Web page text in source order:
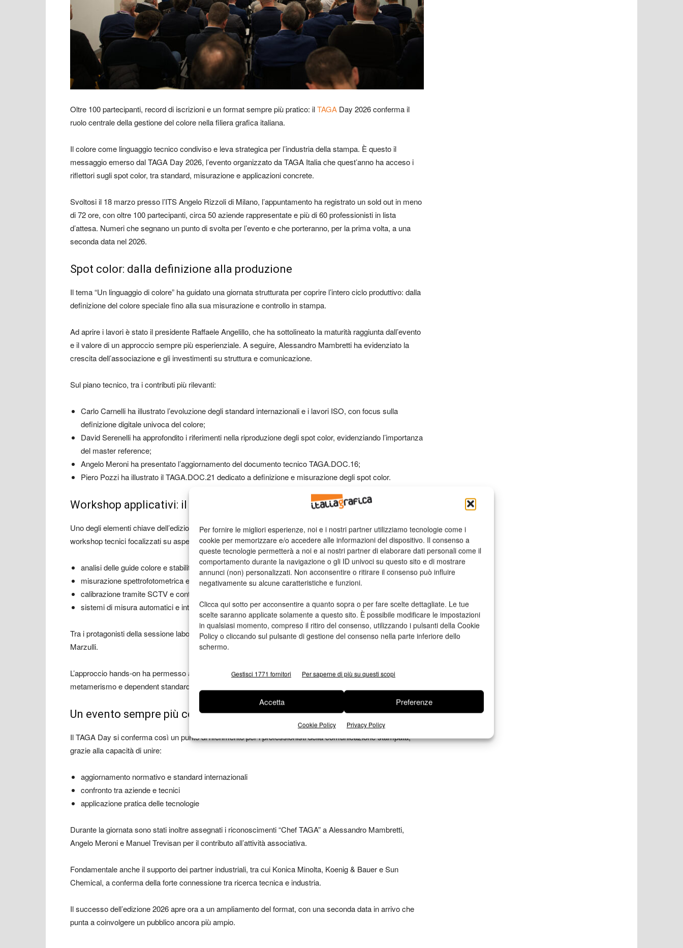
Per fornire le migliori esperienze, noi e i nostri partner utilizziamo tecnologie come i
cookie per memorizzare e/o accedere alle informazioni del dispositivo. Il consenso a
queste tecnologie permetterà a noi e ai nostri partner di elaborare dati personali come il
comportamento durante la navigazione o gli ID univoci su questo sito e di mostrare
annunci (non) personalizzati. Non acconsentire o ritirare il consenso può influire
negativamente su alcune caratteristiche e funzioni.
Clicca qui sotto per acconsentire a quanto sopra o per fare scelte dettagliate. Le tue
scelte saranno applicate solamente a questo sito. È possibile modificare le impostazioni
in qualsiasi momento, compreso il ritiro del consenso, utilizzando i pulsanti della Cookie
Policy o cliccando sul pulsante di gestione del consenso nella parte inferiore dello
schermo.
Gestisci 1771 fornitori Per saperne di più su questi scopi
Accetta Preferenze
Cookie Policy Privacy Policy
Oltre 100 partecipanti, record di iscrizioni e un format sempre più pratico: ilTAGA Day 2026 conferma il
ruolo centrale della gestione del colore nella filiera grafica italiana.
Il colore come linguaggio tecnico condiviso e leva strategica per l’industria della stampa. È questo il
messaggio emerso dal TAGA Day 2026, l’evento organizzato daTAGA Italiache quest’anno ha acceso i
riflettori sugli spot color, tra standard, misurazione e applicazioni concrete.
Svoltosi il 18 marzo presso l’ITS Angelo Rizzolidi Milano, l’appuntamento ha registrato un sold out in meno
di 72 ore, con oltre 100 partecipanti, circa 50 aziende rappresentate e più di 60 professionisti in lista
d’attesa. Numeri che segnano un punto di svolta per l’evento e che porteranno, per la prima volta, a una
seconda data nel 2026.
Spot color: dalla definizione alla produzione
Il tema “Un linguaggio di colore” ha guidato una giornata strutturata per coprire l’intero ciclo produttivo: dalla
definizione del colore speciale fino alla sua misurazione e controllo in stampa.
Ad aprire i lavori è stato il presidente Raffaele Angelillo, che ha sottolineato la maturità raggiunta dall’evento
e il valore di un approccio sempre più esperienziale. A seguire, Alessandro Mambretti ha evidenziato la
crescita dell’associazione e gli investimenti su struttura e comunicazione.
Sul piano tecnico, tra i contributi più rilevanti:
Carlo Carnelli ha illustrato l’evoluzione degli standard internazionali e i lavori ISO, con focus sulla
definizione digitale univoca del colore;
David Serenelli ha approfondito i riferimenti nella riproduzione degli spot color, evidenziando l’importanza
del master reference;
Angelo Meroni ha presentato l’aggiornamento del documento tecnico TAGA.DOC.16;
Piero Pozzi ha illustrato il TAGA.DOC.21 dedicato a definizione e misurazione degli spot color.
Workshop applicativi: il colore diventa misurabile
Uno degli elementi chiave dell’edizione 2026 è stata la forte integrazione tra teoria e pratica, con quattro
workshop tecnici focalizzati su aspetti operativi:
analisi delle guide colore e stabilità cromatica;
misurazione spettrofotometrica e confronto con riferimenti digitali;
calibrazione tramite SCTV e controllo del dot gain;
sistemi di misura automatici e integrati in macchina.
Tra i protagonisti della sessione laboratoriale ancheLuca Mauri,Stefano D’Andrea,Luca Morandie Marco
Marzulli.
L’approccio hands-on ha permesso ai partecipanti di tradurre concetti complessi – come Delta E 2000,
metamerismo e dependent standard – in strumenti concreti per il controllo qualità in produzione.
Un evento sempre più centrale
Il TAGA Day si conferma così un punto di riferimento per i professionisti della comunicazione stampata,
grazie alla capacità di unire:
aggiornamento normativo e standard internazionali
confronto tra aziende e tecnici
applicazione pratica delle tecnologie
Durante la giornata sono stati inoltre assegnati i riconoscimenti “Chef TAGA” aAlessandro Mambretti,
Angelo Meronie Manuel Trevisanper il contributo all’attività associativa.
Fondamentale anche il supporto dei partner industriali, tra cui Konica Minolta, Koenig & BauereSun
Chemical, a conferma della forte connessione tra ricerca tecnica e industria.
Il successo dell’edizione 2026 apre ora a un ampliamento del format, con una seconda data in arrivo che
punta a coinvolgere un pubblico ancora più ampio.